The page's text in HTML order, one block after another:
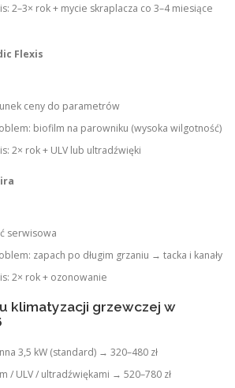
2–3× rok + mycie skraplacza co 3–4 miesiące
Flexis
ceny do parametrów
biofilm na parowniku (wysoka wilgotność)
2× rok + ULV lub ultradźwięki
serwisowa
zapach po długim grzaniu → tacka i kanały
2× rok + ozonowanie
klimatyzacji grzewczej w
3,5 kW (standard) → 320–480 zł
/ ULV / ultradźwiękami → 520–780 zł